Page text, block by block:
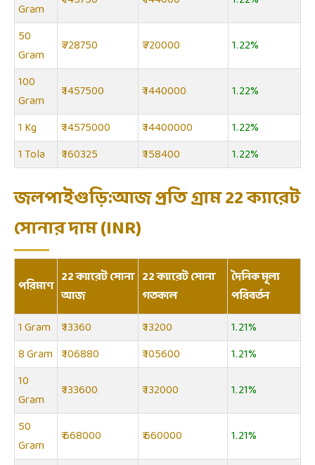
Gram
50
Gram
₹ 728750 ₹ 720000
1.22%
100
Gram
₹ 1457500 ₹ 1440000
1.22%
1 Kg
₹ 14575000 ₹ 14400000
1.22%
1 Tola
₹ 160325 ₹ 158400 1.22%
জলপাইগুড়ি:আজ প্রতি গ্রাম 22 ক্যারেট
সোনার দাম (INR)
পরিমাণ 22 ক্যারেট সোনা
আজ
22 ক্যারেট সোনা
গতকাল
দৈনিক মূল্য
পরিবর্তন
1 Gram ₹ 13360 ₹ 13200
1.21%
8 Gram ₹ 106880 ₹ 105600
1.21%
10
Gram
₹ 133600 ₹ 132000
1.21%
50
Gram
₹ 668000 ₹ 660000
1.21%